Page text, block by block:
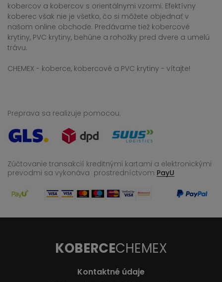
kobercov a kobercov s orientálnymi vzormi. Efektívny
koberec však nie je všetko, čo si môžete objednať v
našom online obchode. Predávame tiež kobercové
krytiny, PVC krytiny, behúne a rohožky pred dvere a umelú
trávu.
CHEMEX - koberce, kobercové a PVC krytiny - vítajte!
Preprava sa realizuje pomocou:
Zúčtovanie transakcií kreditnými kartami a elektronickými
prevodmi sa vykonáva prostredníctvom PayU
KOBERCECHEMEX
Kontaktné údaje